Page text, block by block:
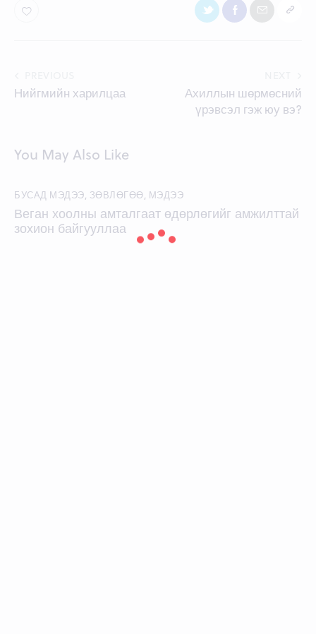
navigation
Нийгмийн харилцаа
Ахиллын шөрмөсний
үрэвсэл гэж юу вэ?
You May Also Like
БУСАД МЭДЭЭ ЗӨВЛӨГӨӨ МЭДЭЭ
Веган хоолны амталгаат өдөрлөгийг амжилттай
зохион байгууллаа